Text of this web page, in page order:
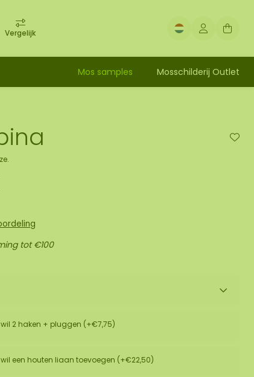
Vergelijk
Mos samples Mosschilderij Outlet
tot €100
wil 2 haken + pluggen (+€7,75)
wil een houten liaan toevoegen (+€22,50)